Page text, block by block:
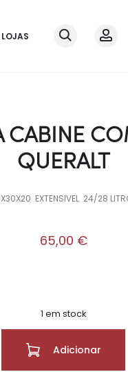
LOJAS
CABINE
QUERALT
EXTENSIVEL 24/28
65,00 €
1 em stock
Adicionar